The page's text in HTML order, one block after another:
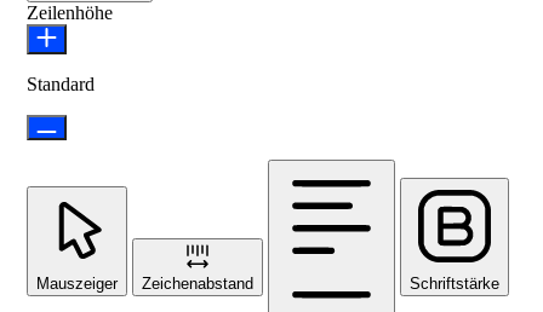
Zeilenhöhe
Standard
Mauszeiger Zeichenabstand Schriftstärke